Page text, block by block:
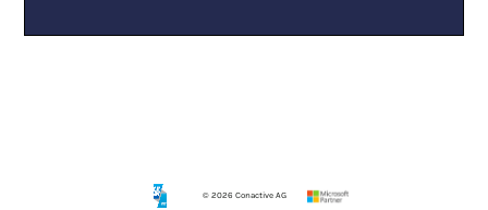
© 2026 Conactive AG